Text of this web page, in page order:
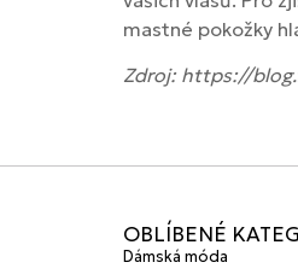
mastné pokožky
Zdroj: https://
OBLÍBENÉ
Dámská móda